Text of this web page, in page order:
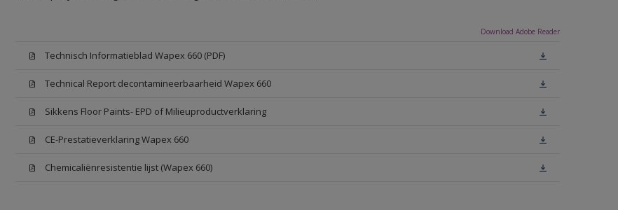
Download Adobe Reader
Technisch Informatieblad Wapex 660 (PDF)
Technical Report decontamineerbaarheid Wapex 660
Sikkens Floor Paints- EPD of Milieuproductverklaring
CE-Prestatieverklaring Wapex 660
Chemicaliënresistentie lijst (Wapex 660)